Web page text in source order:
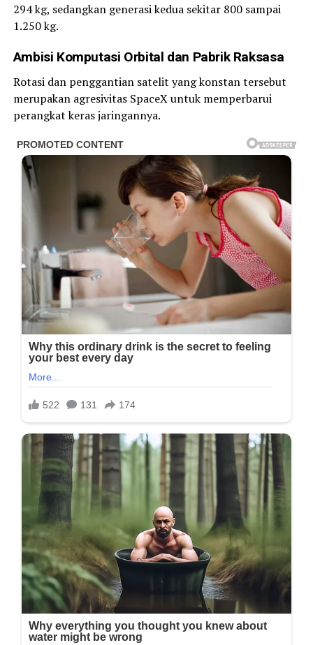
294 kg, sedangkan generasi kedua sekitar 800 sampai
1.250 kg.
Ambisi Komputasi Orbital dan Pabrik Raksasa
Rotasi dan penggantian satelit yang konstan tersebut
merupakan agresivitas SpaceX untuk memperbarui
perangkat keras jaringannya.